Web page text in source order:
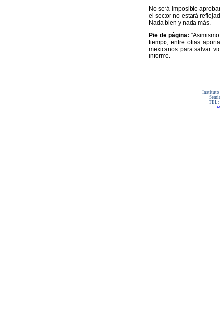
No será imposible
el sector no estará
Nada bien y nada más.
Pie de página:
tiempo, entre otras
mexicanos para salvar
Informe.
Instituto
TEL: